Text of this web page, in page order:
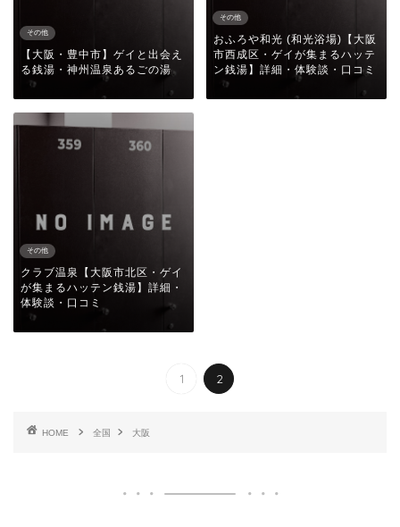
その他
【大阪・豊中市】ゲイと出会え
る銭湯・神州温泉あるごの湯
その他
おふろや和光 (和光浴場)【大阪
市西成区・ゲイが集まるハッテ
ン銭湯】詳細・体験談・口コミ
その他
クラブ温泉【大阪市北区・ゲイ
が集まるハッテン銭湯】詳細・
体験談・口コミ
1 2
HOME 全国 大阪